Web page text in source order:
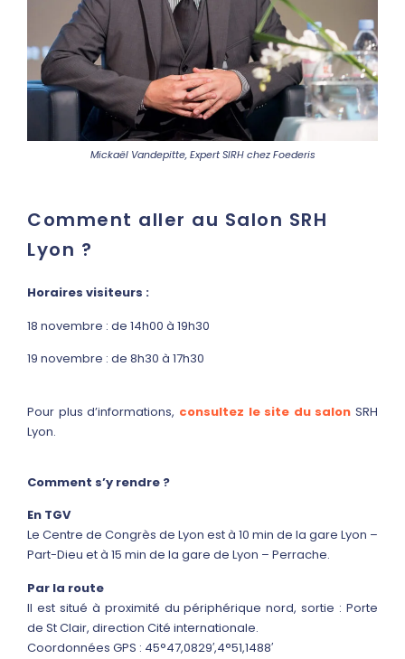
Mickaël Vandepitte, Expert SIRH chez Foederis
Comment aller au Salon SRH
Lyon ?
Horaires visiteurs :
18 novembre : de 14h00 à 19h30
19 novembre : de 8h30 à 17h30
Pour plus d’informations, consultez le site du salon SRH
Lyon.
Comment s’y rendre ?
En TGV
Le Centre de Congrès de Lyon est à 10 min de la gare Lyon –
Part-Dieu et à 15 min de la gare de Lyon – Perrache.
Par la route
Il est situé à proximité du périphérique nord, sortie : Porte
de St Clair, direction Cité internationale.
Coordonnées GPS : 45°47,0829′,4°51,1488′